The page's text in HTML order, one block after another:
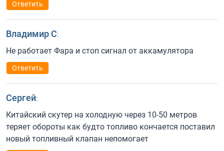
Ответить
Владимир С:
Не работает Фара и стоп сигнал от аккамулятора
Ответить
Сергей:
Китайский скутер на холодную через 10-50 метров
теряет обороты как будто топливо кончается поставил
новый топливный клапан непомогает